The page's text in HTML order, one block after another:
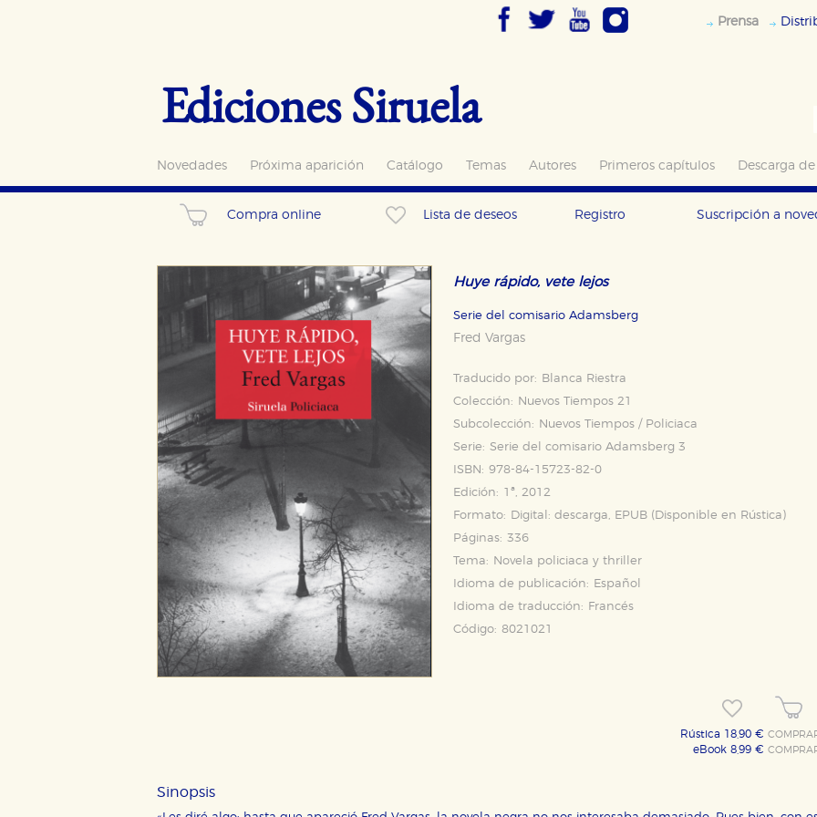
Prensa
Ediciones Siruela
Novedades Próxima aparición Catálogo Temas Autores Primeros capítulos Descarga
Compra online Lista de deseos Registro Suscripción a
Huye rápido, vete lejos
Serie del comisario Adamsberg
Fred Vargas
Traducido por:
Blanca Riestra
Colección:
Nuevos Tiempos 21
Subcolección:
Nuevos Tiempos / Policiaca
Serie: Serie del comisario Adamsberg 3
ISBN: 978-84-15723-82-0
Edición: 1ª, 2012
Formato:
Digital: descarga, EPUB (Disponible en Rústica )
Páginas: 336
Tema:
Novela policiaca y thriller
Idioma de publicación:
Español
Idioma de traducción:
Francés
Código: 8021021
Rústica 18,90 €
eBook 8,99 €
Sinopsis